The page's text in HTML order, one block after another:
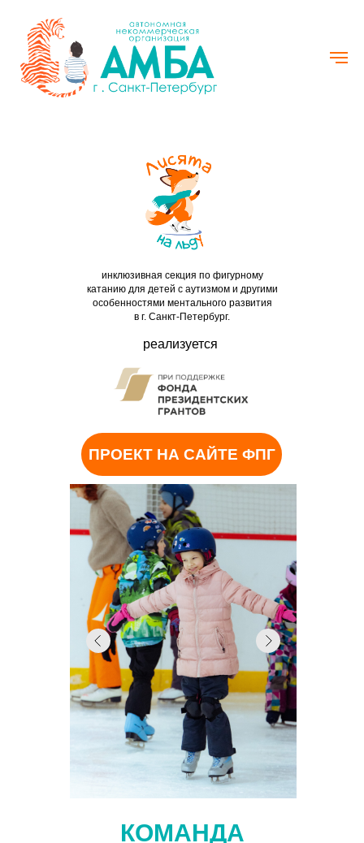
инклюзивная секция по фигурному
катанию для детей с аутизмом и другими
особенностями ментального развития
в г. Санкт-Петербург.
реализуется
ПРОЕКТ НА САЙТЕ ФПГ
КОМАНДА